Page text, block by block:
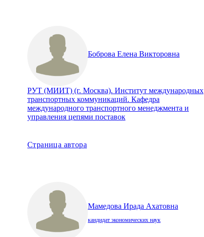
Боброва Елена Викторовна
РУТ (МИИТ) (г. Москва). Институт международных
транспортных коммуникаций. Кафедра
международного транспортного менеджмента и
управления цепями поставок
Страница автора
Мамедова Ирада Ахатовна
кандидат экономических наук